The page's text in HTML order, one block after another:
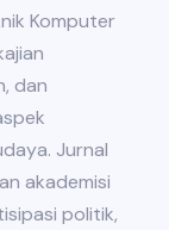
Komputer
dan
Jurnal
akademisi
politik,